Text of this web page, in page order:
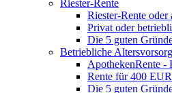
Riester-Rente
Riester-Rente oder
Privat oder
Die 5 guten
Betriebliche
ApothekenRente -
Rente für 400
Die 5 guten